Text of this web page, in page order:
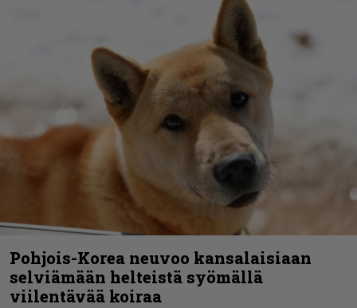
Pohjois-Korea neuvoo kansalaisiaan
selviämään helteistä syömällä
viilentävää koiraa